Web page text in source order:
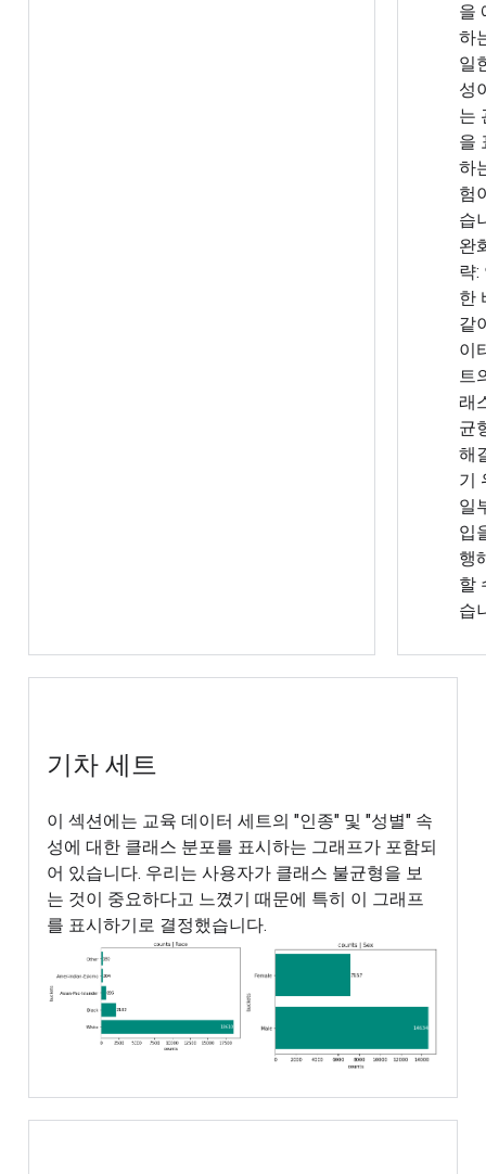
을
하
일
성
는
을
하
험
습
완
략:
한
같
이
트
래
균
해
기
일
입
행
할
습
기차 세트
이 섹션에는 교육 데이터 세트의 "인종" 및 "성별" 속
성에 대한 클래스 분포를 표시하는 그래프가 포함되
어 있습니다. 우리는 사용자가 클래스 불균형을 보
는 것이 중요하다고 느꼈기 때문에 특히 이 그래프
를 표시하기로 결정했습니다.